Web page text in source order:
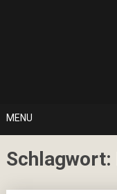
MENU
Schlagwort: